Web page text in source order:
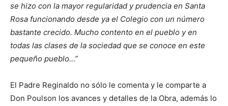
se hizo con la mayor regularidad y prudencia en Santa
Rosa funcionando desde ya el Colegio con un número
bastante crecido. Mucho contento en el pueblo y en
todas las clases de la sociedad que se conoce en este
pequeño pueblo…”
El Padre Reginaldo no sólo le comenta y le comparte a
Don Poulson los avances y detalles de la Obra, además lo